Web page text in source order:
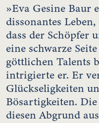
»Eva Gesine Baur
dissonantes
dass der Schöpfer
eine schwarze
göttlichen Talents
intrigierte er. Er
Glückseligkeiten
Bösartigkeiten.
diesen Abgrund